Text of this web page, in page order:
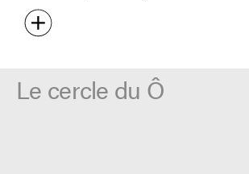
Le cercle du Ô